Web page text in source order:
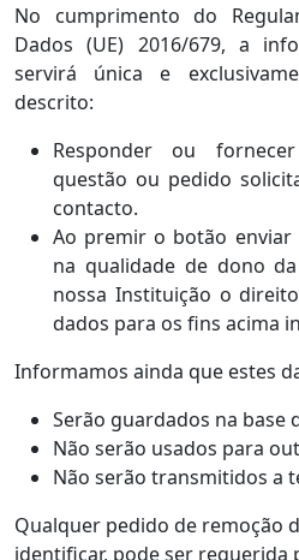
No cumprimento do
Dados (UE) 2016/679, a
servirá única e
descrito:
Responder ou
questão ou pedido
contacto.
Ao premir o botão enviar
na qualidade de dono
nossa Instituição o
dados para os fins acima
Informamos ainda que estes
Serão guardados na base
Não serão usados para
Não serão transmitidos a
Qualquer pedido de remoção
identificar, pode ser requerida